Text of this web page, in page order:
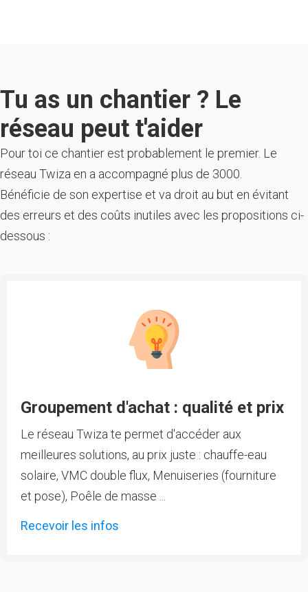
Tu as un chantier ? Le
réseau peut t'aider
Pour toi ce chantier est probablement le premier. Le
réseau Twiza en a accompagné plus de 3000.
Bénéficie de son expertise et va droit au but en évitant
des erreurs et des coûts inutiles avec les propositions ci-
dessous :
Groupement d'achat : qualité et prix
Le réseau Twiza te permet d'accéder aux
meilleures solutions, au prix juste : chauffe-eau
solaire, VMC double flux, Menuiseries (fourniture
et pose), Poêle de masse ...
Recevoir les infos